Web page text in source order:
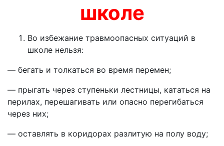
школе
Во избежание травмоопасных ситуаций в
школе нельзя:
— бегать и толкаться во время перемен;
— прыгать через ступеньки лестницы, кататься на
перилах, перешаги­вать или опасно перегибаться
через них;
— оставлять в коридорах разлитую на полу воду;